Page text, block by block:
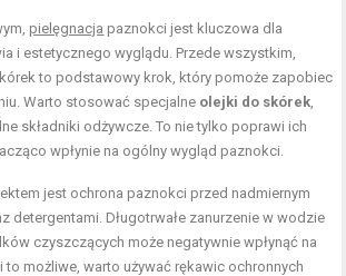
pielęgnacja paznokci jest kluczowa dla
i estetycznego wyglądu. Przede wszystkim,
to podstawowy krok, który pomoże zapobiec
Warto stosować specjalne olejki do skórek
składniki odżywcze. To nie tylko poprawi ich
wpłynie na ogólny wygląd paznokci.
jest ochrona paznokci przed nadmiernym
detergentami. Długotrwałe zanurzenie w wodzie
czyszczących może negatywnie wpłynąć na
to możliwe, warto używać rękawic ochronnych